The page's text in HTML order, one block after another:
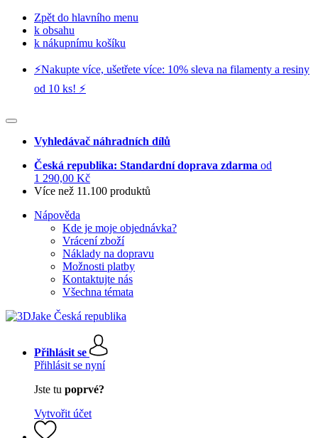
Zpět do hlavního menu
k obsahu
k nákupnímu košíku
⚡️Nakupte více, ušetřete více: 10% sleva na filamenty a resiny
od 10 ks! ⚡️
Vyhledávač náhradních dílů
Česká republika: Standardní doprava zdarma od
1 290,00 Kč
Více než 11.100 produktů
Nápověda
Kde je moje objednávka?
Vrácení zboží
Náklady na dopravu
Možnosti platby
Kontaktujte nás
Všechna témata
Přihlásit se
Přihlásit se nyní
Jste tu poprvé?
Vytvořit účet